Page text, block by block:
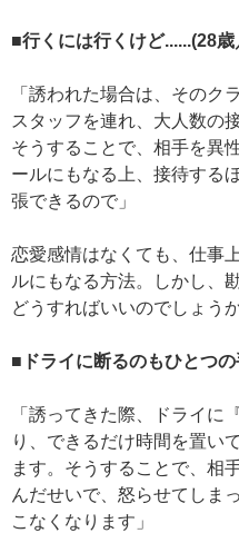
■行くには行くけど......(28
「誘われた場合は、そのク
スタッフを連れ、大人数の
そうすることで、相手を異
ールにもなる上、接待する
張できるので」
恋愛感情はなくても、仕事
ルにもなる方法。しかし、
どうすればいいのでしょう
■ドライに断るのもひとつ
「誘ってきた際、ドライに
り、できるだけ時間を置い
ます。そうすることで、相
んだせいで、怒らせてしま
こなくなります」